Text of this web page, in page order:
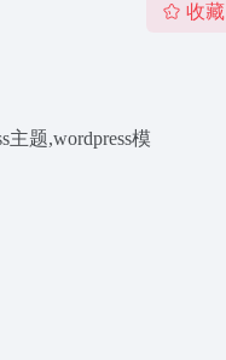
收藏
题,wordpress模